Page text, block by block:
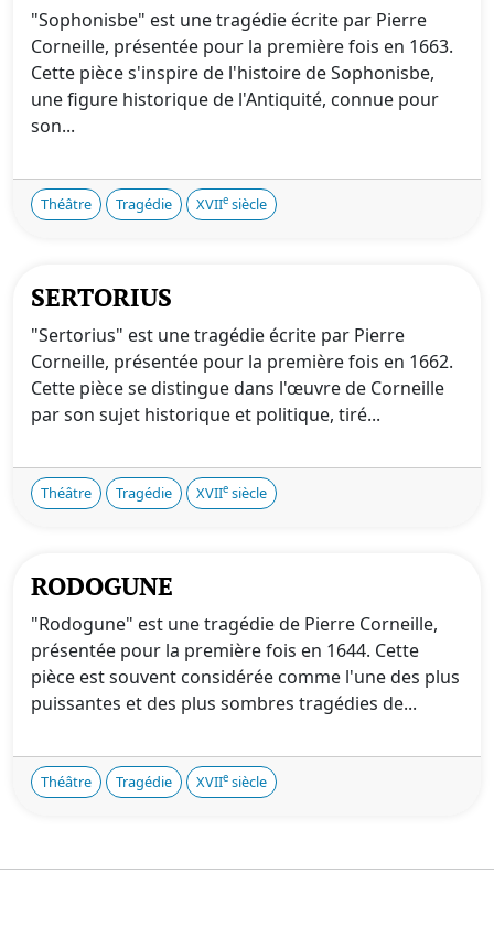
"Sophonisbe" est une tragédie écrite par Pierre
Corneille, présentée pour la première fois en 1663.
Cette pièce s'inspire de l'histoire de Sophonisbe,
une figure historique de l'Antiquité, connue pour
son...
Théâtre Tragédie XVIIe siècle
SERTORIUS
"Sertorius" est une tragédie écrite par Pierre
Corneille, présentée pour la première fois en 1662.
Cette pièce se distingue dans l'œuvre de Corneille
par son sujet historique et politique, tiré...
Théâtre Tragédie XVIIe siècle
RODOGUNE
"Rodogune" est une tragédie de Pierre Corneille,
présentée pour la première fois en 1644. Cette
pièce est souvent considérée comme l'une des plus
puissantes et des plus sombres tragédies de...
Théâtre Tragédie XVIIe siècle